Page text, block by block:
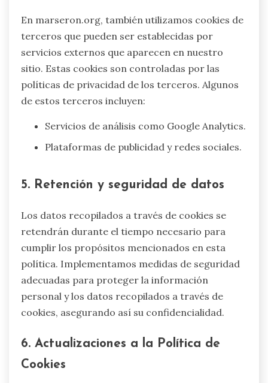
En marseron.org, también utilizamos cookies de
terceros que pueden ser establecidas por
servicios externos que aparecen en nuestro
sitio. Estas cookies son controladas por las
políticas de privacidad de los terceros. Algunos
de estos terceros incluyen:
Servicios de análisis como Google Analytics.
Plataformas de publicidad y redes sociales.
5. Retención y seguridad de datos
Los datos recopilados a través de cookies se
retendrán durante el tiempo necesario para
cumplir los propósitos mencionados en esta
política. Implementamos medidas de seguridad
adecuadas para proteger la información
personal y los datos recopilados a través de
cookies, asegurando así su confidencialidad.
6. Actualizaciones a la Política de
Cookies